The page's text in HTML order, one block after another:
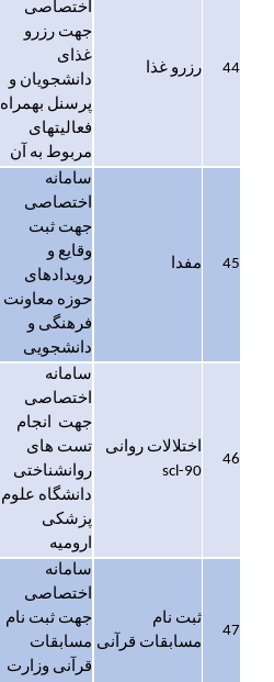
44 رزرو غذا
اختصاصی
جهت رزرو
غذای
دانشجویان و
پرسنل بهمراه
فعالیتهای
مربوط به آن
45 مفدا
سامانه
اختصاصی
جهت ثبت
وقایع و
رویدادهای
حوزه معاونت
فرهنگی و
دانشجویی
46
اختلالات روانی
scl-90
سامانه
اختصاصی
جهت انجام
تست های
روانشناختی
دانشگاه علوم
پزشکی
ارومیه
47
ثبت نام
مسابقات قرآنی
سامانه
اختصاصی
جهت ثبت نام
مسابقات
قرآنی وزارت